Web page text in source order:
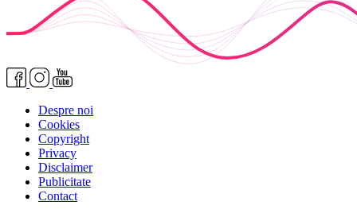
Despre noi
Cookies
Copyright
Privacy
Disclaimer
Publicitate
Contact